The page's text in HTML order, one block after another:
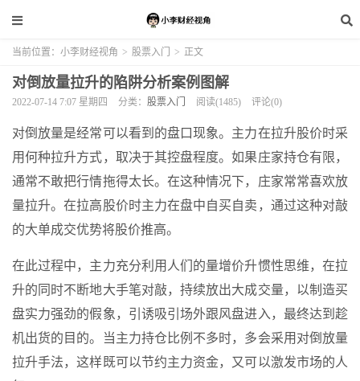
当前位置： 小李财经视角 > 股票入门 > 正文
对倒放量拉升的陷阱分析案例图解
2022-07-14 7:07 星期四 分类： 股票入门 阅读(1485) 评论(0)
对倒放量是经常可以看到的盘口现象。主力在拉升股价时采
用何种拉升方式，取决于其控盘程度。如果庄家持仓有限，
通常不敢把行情拖得太长。在这种情况下，庄家常常喜欢放
量拉升。在拉高股价时主力在盘中自买自卖，通过这种对敲
的大单成交优势将股价推高。
在此过程中，主力充分利用人们的量增价升惯性思维，在拉
升的同时不断地大手笔对敲，持续放出大成交量，以制造买
盘实力强劲的假象，引诱吸引场外跟风盘进入，最终达到趁
机出货的目的。当主力持仓比例不多时，多会采用对倒放量
拉升手法，这样既可以节约主力资金，又可以激发市场的人